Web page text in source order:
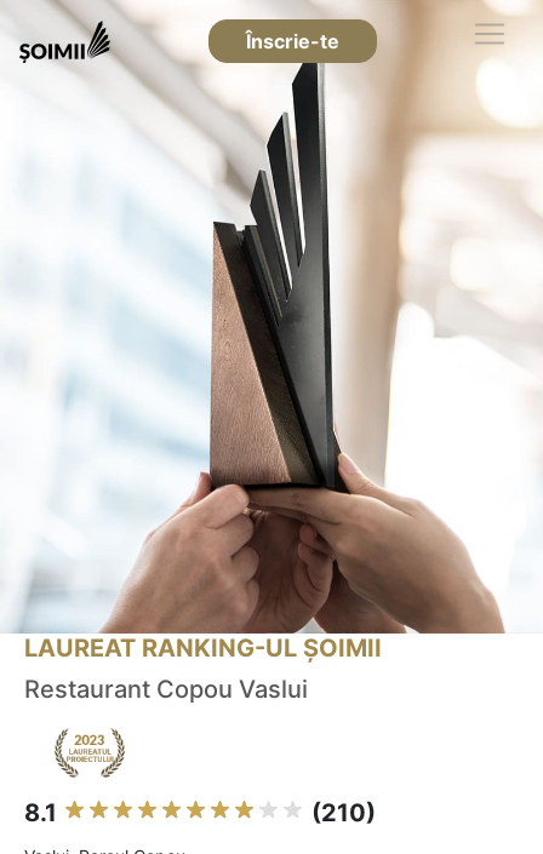
Înscrie-te
LAUREAT RANKING-UL ȘOIMII
Restaurant Copou Vaslui
8.1 (210)